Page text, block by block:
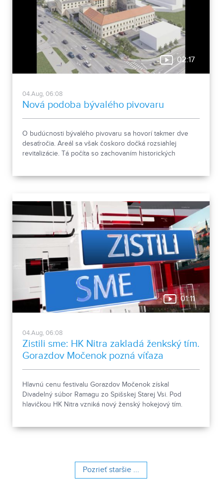
02:17
04.Aug, 06:08
Nová podoba bývalého pivovaru
O budúcnosti bývalého pivovaru sa hovorí takmer dve
desaťročia. Areál sa však čoskoro dočká rozsiahlej
revitalizácie. Tá počíta so zachovaním historických
01:11
04.Aug, 06:08
Zistili sme: HK Nitra zakladá ženkský tím.
Gorazdov Močenok pozná víťaza
Hlavnú cenu festivalu Gorazdov Močenok získal
Divadelný súbor Ramagu zo Spišskej Starej Vsi. Pod
hlavičkou HK Nitra vzniká nový ženský hokejový tím.
Pozrieť staršie ...